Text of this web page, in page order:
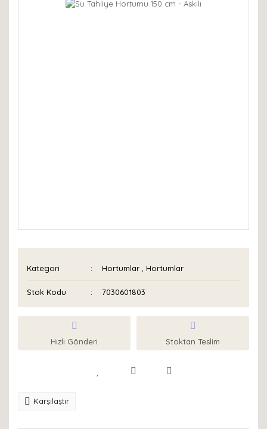
Kategori Hortumlar ,Hortumlar
Stok Kodu 7030601803
Hızlı Gönderi Stoktan Teslim
Karşılaştır